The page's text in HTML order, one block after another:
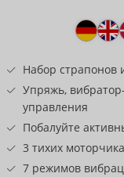
товару
Набор страпонов
Упряжь,
управления
Побалуйте
3 тихих моторчика
7 режимов